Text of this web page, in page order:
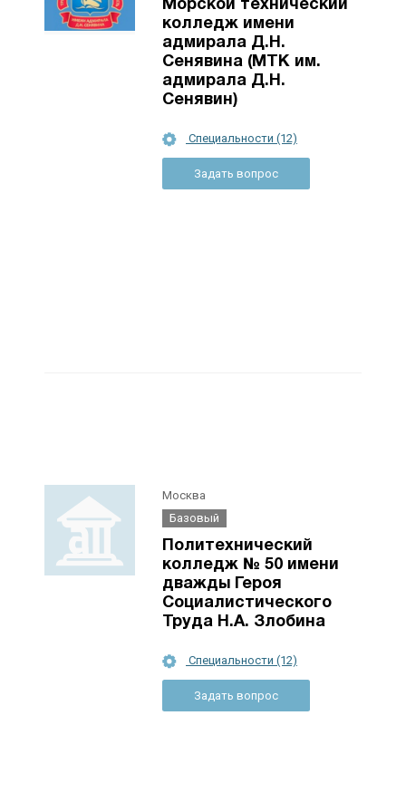
Морской технический
колледж имени
адмирала Д.Н.
Сенявина (МТК им.
адмирала Д.Н.
Сенявин)
Специальности (12)
Задать вопрос
Москва
Базовый
Политехнический
колледж № 50 имени
дважды Героя
Социалистического
Труда Н.А. Злобина
Специальности (12)
Задать вопрос